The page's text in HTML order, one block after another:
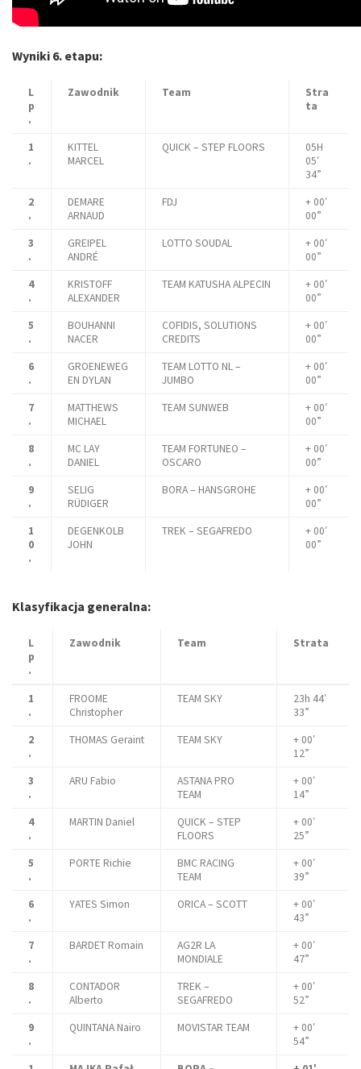
Wyniki 6. etapu:
L
p
.
Zawodnik Team
Stra
ta
1
.
KITTEL
MARCEL
QUICK – STEP FLOORS
05H
05′
34”
2
.
DEMARE
ARNAUD
FDJ
+ 00′
00”
3
.
GREIPEL
ANDRÉ
LOTTO SOUDAL
+ 00′
00”
4
.
KRISTOFF
ALEXANDER
TEAM KATUSHA ALPECIN
+ 00′
00”
5
.
BOUHANNI
NACER
COFIDIS, SOLUTIONS
CREDITS
+ 00′
00”
6
.
GROENEWEG
EN DYLAN
TEAM LOTTO NL –
JUMBO
+ 00′
00”
7
.
MATTHEWS
MICHAEL
TEAM SUNWEB
+ 00′
00”
8
.
MC LAY
DANIEL
TEAM FORTUNEO –
OSCARO
+ 00′
00”
9
.
SELIG
RÜDIGER
BORA – HANSGROHE
+ 00′
00”
1
0
.
DEGENKOLB
JOHN
TREK – SEGAFREDO
+ 00′
00”
Klasyfikacja generalna:
L
p
.
Zawodnik Team Strata
1
.
FROOME
Christopher
TEAM SKY
23h 44′
33”
2
.
THOMAS Geraint TEAM SKY
+ 00′
12”
3
.
ARU Fabio
ASTANA PRO
TEAM
+ 00′
14”
4
.
MARTIN Daniel
QUICK – STEP
FLOORS
+ 00′
25”
5
.
PORTE Richie
BMC RACING
TEAM
+ 00′
39”
6
.
YATES Simon ORICA – SCOTT
+ 00′
43”
7
.
BARDET Romain
AG2R LA
MONDIALE
+ 00′
47”
8
.
CONTADOR
Alberto
TREK –
SEGAFREDO
+ 00′
52”
9
.
QUINTANA Nairo MOVISTAR TEAM
+ 00′
54”